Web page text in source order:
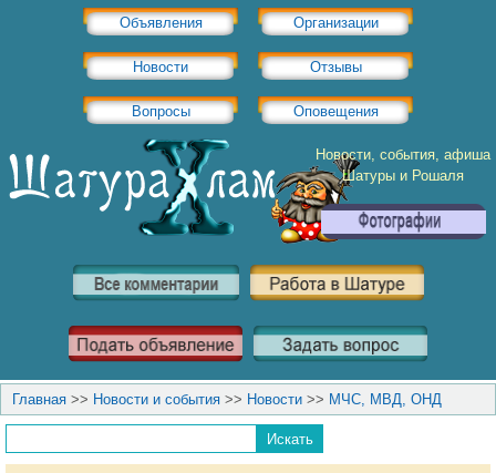
Объявления Организации
Новости Отзывы
Вопросы Оповещения
Новости, события, афиша
Шатуры и Рошаля
Главная >> Новости и события >> Новости >> МЧС, МВД, ОНД